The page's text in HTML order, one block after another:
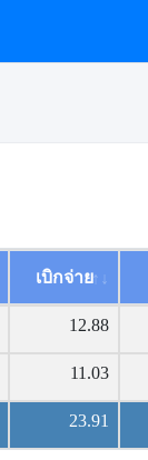
เบิกจ่าย
12.88
11.03
23.91